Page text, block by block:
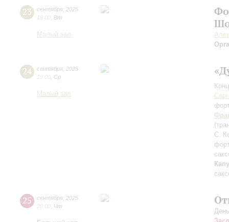
23 сентября 2025
19:00 Вт
Малый зал
24 сентября 2025
19:00 Ср
Малый зал
С.
25 сентября 2025
20:00 Чт